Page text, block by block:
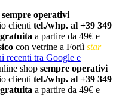
sempre operativi
clienti tel./whp. al +39 349
gratuita a partire da 49€ e
con vetrine a Forlì star
recenti tra Google e
shop sempre operativi
clienti tel./whp. al +39 349
gratuita a partire da 49€ e